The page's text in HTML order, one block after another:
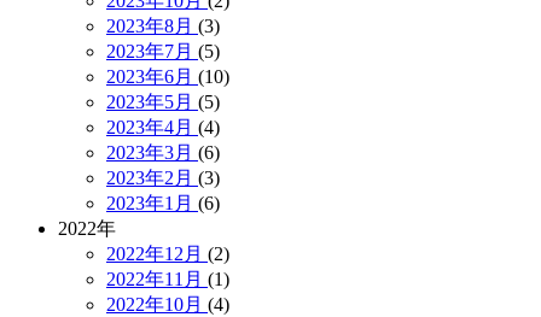
2023年8月 (3)
2023年7月 (5)
2023年6月 (10)
2023年5月 (5)
2023年4月 (4)
2023年3月 (6)
2023年2月 (3)
2023年1月 (6)
2022年
2022年12月 (2)
2022年11月 (1)
2022年10月 (4)